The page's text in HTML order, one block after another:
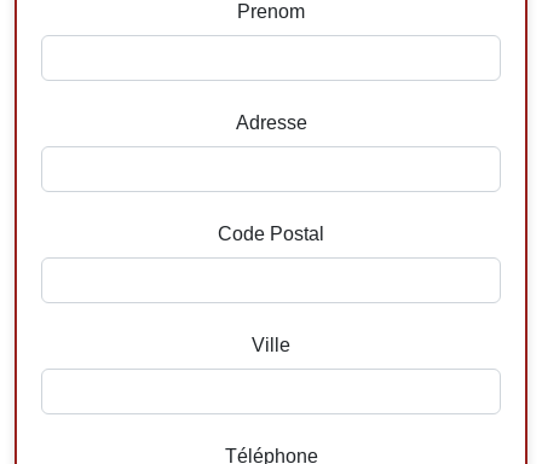
Prenom
Adresse
Code Postal
Ville
Téléphone